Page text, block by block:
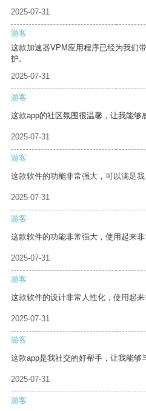
2025-07-31
游客
这款加速器VPM应用程序已经为我们
护。
2025-07-31
游客
这款app的社区氛围很温馨，让我能够
2025-07-31
游客
这款软件的功能非常强大，可以满足我
2025-07-31
游客
这款软件的功能非常强大，使用起来非
2025-07-31
游客
这款软件的设计非常人性化，使用起来
2025-07-31
游客
这款app是我社交的好帮手，让我能够
2025-07-31
游客